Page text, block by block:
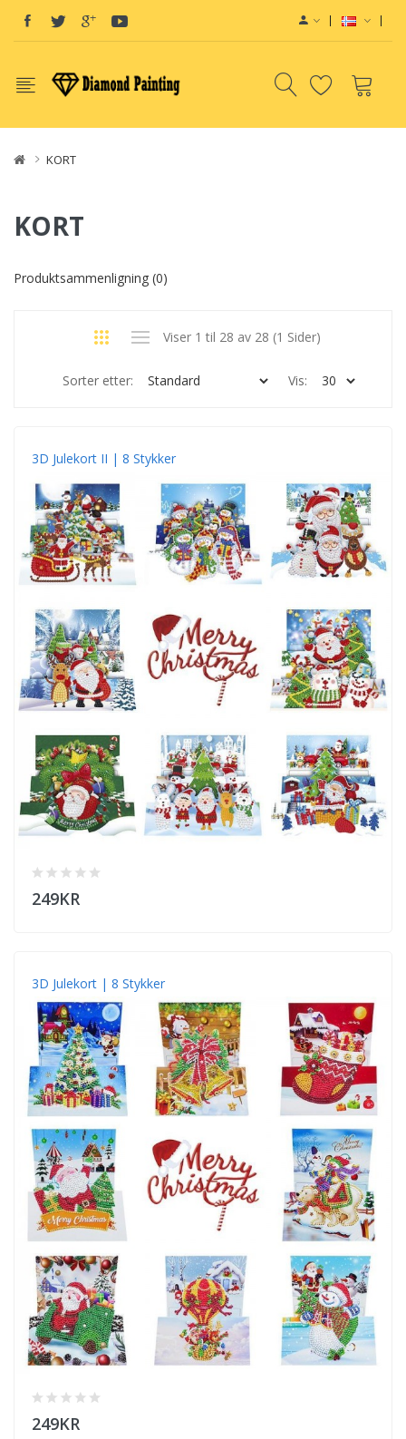
KORT
KORT
Produktsammenligning (0)
Viser 1 til 28 av 28 (1 Sider)
Sorter etter: Vis:
3D Julekort II | 8 Stykker
249KR
3D Julekort | 8 Stykker
249KR